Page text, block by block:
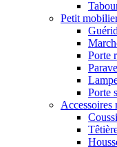
Petit
Porte
Porte
Accessoires